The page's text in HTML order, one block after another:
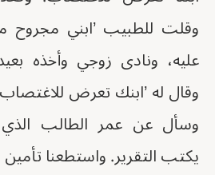
وقلت للطبيب ’ابني
عليه، ونادى زوجي وأخذه
وقال له ’ابنك تعرض
وسأل عن عمر الطالب
يكتب التقرير. واستطعنا